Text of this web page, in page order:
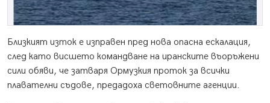
Близкият изток е изправен пред нова опасна ескалация,
след като висшето командване на иранските въоръжени
сили обяви, че затваря Ормузкия проток за всички
плавателни съдове, предадоха световните агенции.